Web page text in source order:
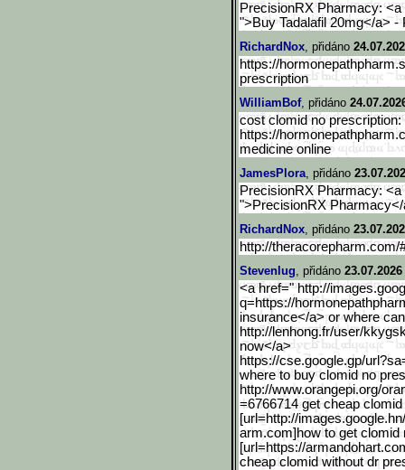
PrecisionRX Pharmacy:
">Buy Tadalafil 20mg</a> -
RichardNox, přidáno
https://
prescription
WilliamBof, přidáno
cost clomid no prescription:
https://
medicine online
JamesPlora, přidáno
PrecisionRX Pharmacy:
">PrecisionRX
RichardNox, přidáno
http://
Stevenlug, přidáno
<a href=" http://
q=https://
insurance</a> or where
http://lenhong.fr/user/
now</a>
https://cse.google.gp/url
where to buy clomid no
http://www.orangepi.org/
=6766714 get cheap clomid
[url=http://images.google
arm.com]how to get clomid
[url=https://
cheap clomid without dr